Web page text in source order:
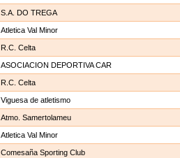
S.A. DO TREGA
Atletica Val Minor
R.C. Celta
ASOCIACION DEPORTIVA CAR
R.C. Celta
Viguesa de atletismo
Atmo. Samertolameu
Atletica Val Minor
Comesaña Sporting Club